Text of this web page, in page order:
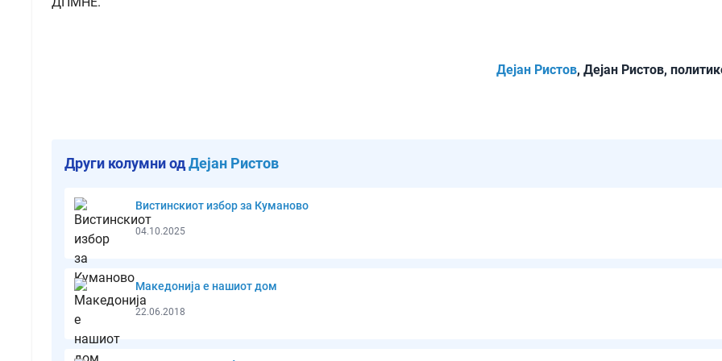
Дејан Ристов, Дејан Ристов,
Други колумни одДејан Ристов
Вистинскиот избор за Куманово
04.10.2025
Македонија е нашиот дом
22.06.2018